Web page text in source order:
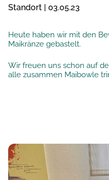
Standort | 03.05.23
Heute haben wir mit den
Maikränze gebastelt.
Wir freuen uns schon auf
alle zusammen Maibowle